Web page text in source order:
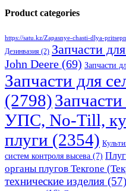
Product categories
https://satu.kz/Zapasnye-chasti-dlya-
Дезинвазия (2) Запчасти
John Deere (69) Запчасти
Запчасти для
(2798)
УПС, No-Till,
плуги (2354)
систем контроля высева (7)
органы плугов Текrоne
технические изделия (57)